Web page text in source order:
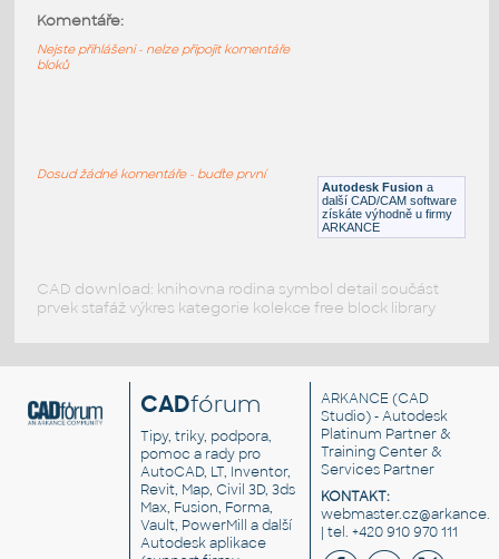
Příruby
Autodesk Fusion a
další CAD/CAM software
získáte výhodně u firmy
ARKANCE
Komentáře:
Nejste přihlášeni - nelze připojit komentáře
bloků
Dosud žádné komentáře - buďte první
CAD download: knihovna rodina symbol detail součást
prvek stafáž výkres kategorie kolekce free block library
CADfórum
Tipy, triky, podpora,
pomoc a rady pro
AutoCAD, LT, Inventor,
Revit, Map, Civil 3D, 3ds
Max, Fusion, Forma,
Vault, PowerMill a další
Autodesk aplikace
ARKANCE (CAD
Studio) - Autodesk
Platinum Partner &
Training Center &
Services Partner
KONTAKT:
| tel. +420 910 970 111